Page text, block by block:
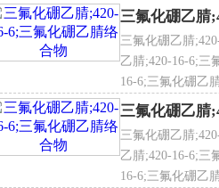
CAS登录号420-16-6
EINECS登录号690-796-1
分子式BF3 CN
沸 点64.7 ℃
化硼乙腈络合物;
三氟化硼乙腈
三氟化硼乙腈
乙腈;420-16-6;三
16-6;三氟化硼乙
化硼乙腈络合物;
三氟化硼乙腈
三氟化硼乙腈
乙腈;420-16-6;三
16-6;三氟化硼乙